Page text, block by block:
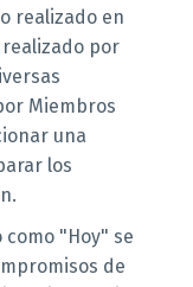
realizado en
por
Miembros
una
los
"Hoy" se
de